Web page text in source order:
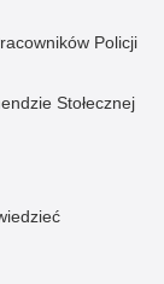
Policji
Stołecznej